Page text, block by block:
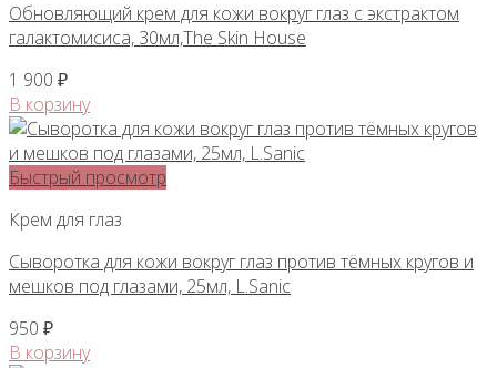
Обновляющий крем для кожи вокруг глаз с экстрактом
галактомисиса, 30мл,The Skin House
1 900 ₽
В корзину
Быстрый просмотр
Крем для глаз
Сыворотка для кожи вокруг глаз против тёмных кругов и
мешков под глазами, 25мл, L.Sanic
950 ₽
В корзину